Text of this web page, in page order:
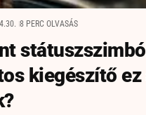
8 PERC OLVASÁS
kiegészítő ez